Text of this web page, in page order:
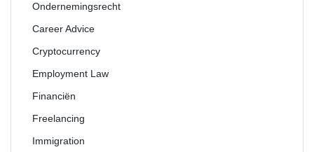
Ondernemingsrecht
Career Advice
Cryptocurrency
Employment Law
Financiën
Freelancing
Immigration